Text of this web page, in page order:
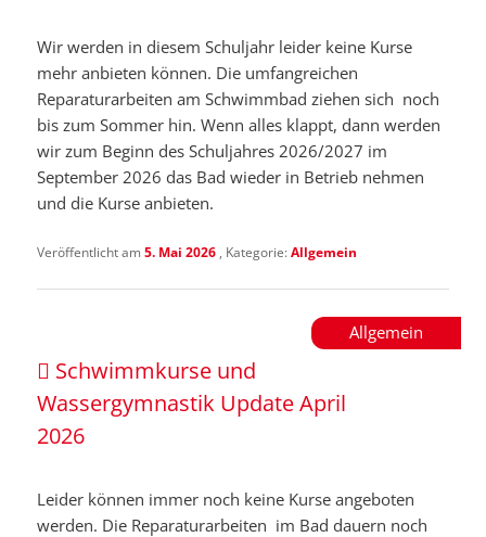
Wir werden in diesem Schuljahr leider keine Kurse
mehr anbieten können. Die umfangreichen
Reparaturarbeiten am Schwimmbad ziehen sich noch
bis zum Sommer hin. Wenn alles klappt, dann werden
wir zum Beginn des Schuljahres 2026/2027 im
September 2026 das Bad wieder in Betrieb nehmen
und die Kurse anbieten.
Veröffentlicht am5. Mai 2026 , Kategorie:Allgemein
Allgemein
Schwimmkurse und
Wassergymnastik Update April
2026
Leider können immer noch keine Kurse angeboten
werden. Die Reparaturarbeiten im Bad dauern noch